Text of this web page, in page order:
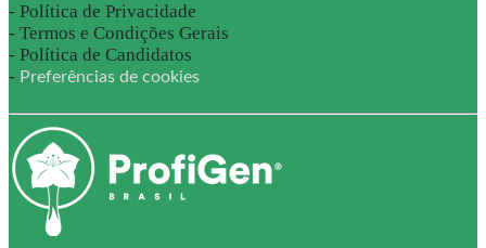
- Política de Privacidade
- Termos e Condições Gerais
- Política de Candidatos
- Preferências de cookies